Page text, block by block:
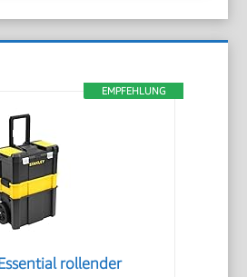
EMPFEHLUNG
rollender